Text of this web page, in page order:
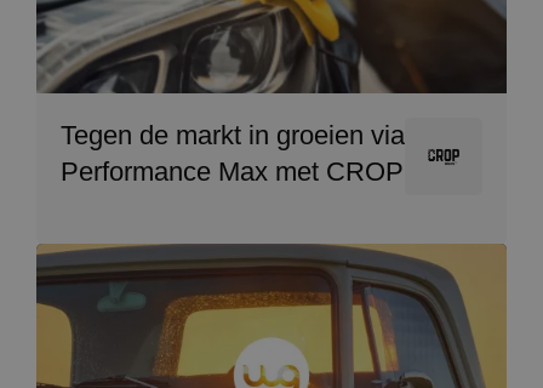
Tegen de markt in groeien via
Performance Max met CROP
Image
Image